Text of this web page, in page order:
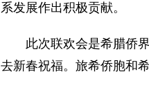
系发展作出积极贡献。
此次联欢会是希腊侨
去新春祝福。旅希侨胞和